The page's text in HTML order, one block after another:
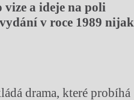
vize a ideje na poli
v roce 1989 nijak
drama, které probíhá